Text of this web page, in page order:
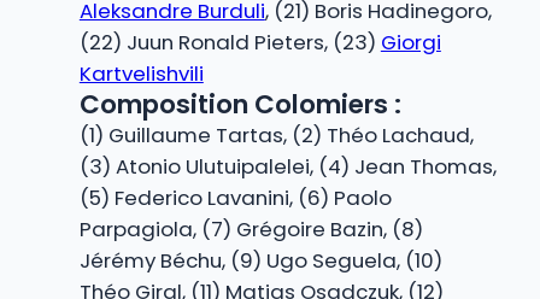
Aleksandre Burduli, (21) Boris Hadinegoro,
(22) Juun Ronald Pieters, (23) Giorgi
Kartvelishvili
Composition Colomiers :
(1) Guillaume Tartas, (2) Théo Lachaud,
(3) Atonio Ulutuipalelei, (4) Jean Thomas,
(5) Federico Lavanini, (6) Paolo
Parpagiola, (7) Grégoire Bazin, (8)
Jérémy Béchu, (9) Ugo Seguela, (10)
Théo Giral, (11) Matias Osadczuk, (12)